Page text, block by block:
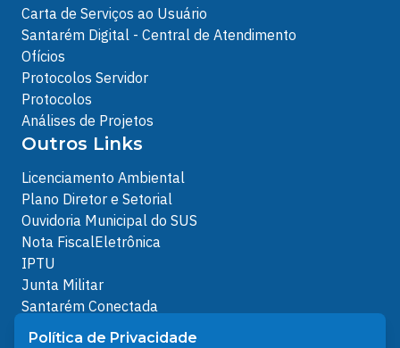
Carta de Serviços ao Usuário
Santarém Digital - Central de Atendimento
Ofícios
Protocolos Servidor
Protocolos
Análises de Projetos
Outros Links
Licenciamento Ambiental
Plano Diretor e Setorial
Ouvidoria Municipal do SUS
Nota FiscalEletrônica
IPTU
Junta Militar
Santarém Conectada
Política de Privacidade
Política de Privacidade